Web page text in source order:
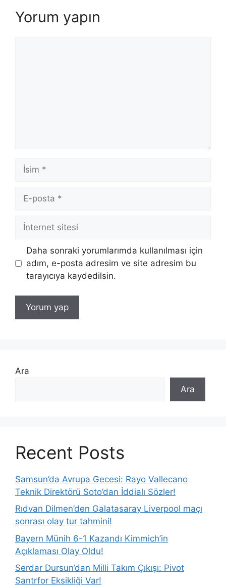
Yorum yapın
İsim
posta
İnternet
Daha sonraki yorumlarımda kullanılması için
adım, e-posta adresim ve site adresim bu
tarayıcıya kaydedilsin.
Ara
Ara
Recent Posts
Samsun’da Avrupa Gecesi: Rayo Vallecano
Teknik Direktörü Soto’dan İddialı Sözler!
Rıdvan Dilmen’den Galatasaray Liverpool maçı
sonrası olay tur tahmini!
Bayern Münih 6-1 Kazandı Kimmich’in
Açıklaması Olay Oldu!
Serdar Dursun’dan Milli Takım Çıkışı: Pivot
Santrfor Eksikliği Var!